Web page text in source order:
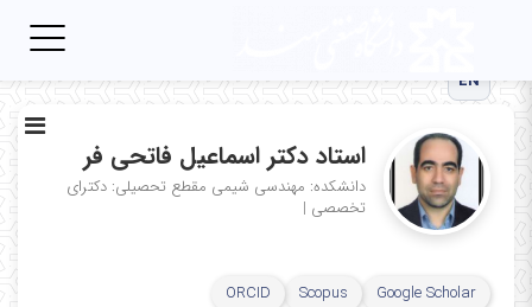
EN
استاد دکتر اسماعیل فاتحی فر
دانشکده: مهندسی شیمی مقطع تحصیلی: دکترای
تخصصی |
Google Scholar
Scopus
ORCID